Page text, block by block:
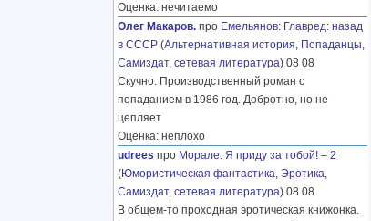
Оценка: нечитаемо
Олег Макаров. про Емельянов: Главред: назад
в СССР (Альтернативная история, Попаданцы,
Самиздат, сетевая литература) 08 08
Скучно. Производственный роман с
попаданием в 1986 год. Добротно, но не
цепляет
Оценка: неплохо
udrees про Морале: Я приду за тобой! – 2
(Юмористическая фантастика, Эротика,
Самиздат, сетевая литература) 08 08
В общем-то проходная эротическая книжонка.